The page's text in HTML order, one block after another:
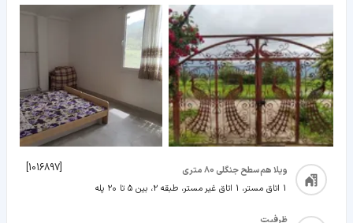
[
1016897
]
ویلا هم‌سطح جنگلی 80 متری
1 اتاق مستر، 1 اتاق غیر مستر، طبقه 2، بین ۵ تا ۲۰ پله